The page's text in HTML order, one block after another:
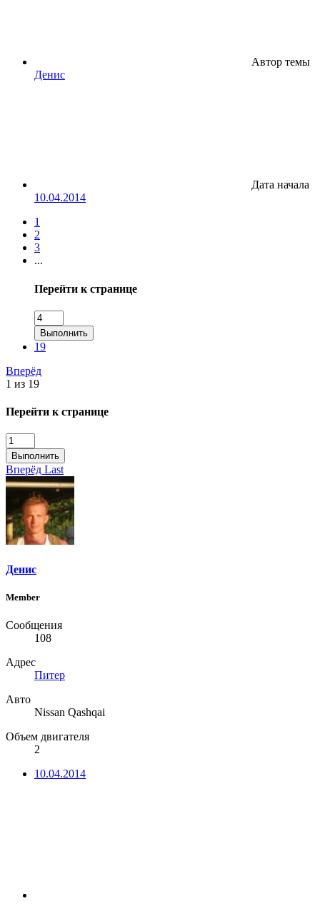
Автор темы
Денис
Дата начала
10.04.2014
1
2
3
...
Перейти к странице
Выполнить
19
Вперёд
1 из 19
Перейти к странице
Выполнить
Вперёд Last
Денис
Member
Сообщения
108
Адрес
Питер
Авто
Nissan Qashqai
Объем двигателя
2
10.04.2014